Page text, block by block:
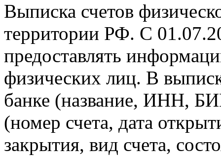
Выписка счетов
территории РФ. С
предоставлять
физических лиц. В
банке (название, ИНН,
(номер счета, дата
закрытия, вид счета,